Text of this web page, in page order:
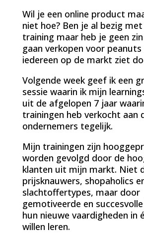
Wil je een online product
niet hoe? Ben je al bezig
training maar heb je geen
gaan verkopen voor
iedereen op de markt ziet
Volgende week geef ik een
sessie waarin ik mijn
uit de afgelopen 7 jaar
trainingen heb verkocht aan
ondernemers tegelijk.
Mijn trainingen zijn
worden gevolgd door de
klanten uit mijn markt. Niet
prijsknauwers, shopaholics
slachtoffertypes, maar door
gemotiveerde en
hun nieuwe vaardigheden in
willen leren.